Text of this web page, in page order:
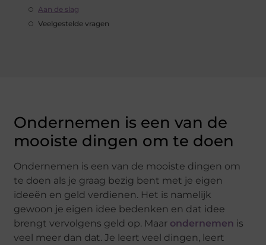
Aan de slag
Veelgestelde vragen
Ondernemen is een van de
mooiste dingen om te doen
Ondernemen is een van de mooiste dingen om
te doen als je graag bezig bent met je eigen
ideeën en geld verdienen. Het is namelijk
gewoon je eigen idee bedenken en dat idee
brengt vervolgens geld op. Maar ondernemen is
veel meer dan dat. Je leert veel dingen, leert